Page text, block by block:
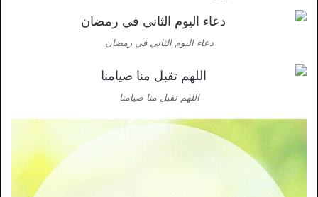
دعاء اليوم الثاني في رمضان
اللهم تقبل منا صيامنا